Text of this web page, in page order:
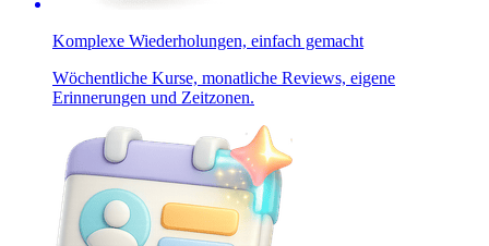
Komplexe Wiederholungen, einfach gemacht
Wöchentliche Kurse, monatliche Reviews, eigene
Erinnerungen und Zeitzonen.